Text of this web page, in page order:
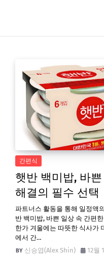
간편식
햇반 백미밥, 바
해결의 필수 선택
파트너스 활동을 통해 일정액
반 백미밥, 바쁜 일상 속 간편
한가 겨울에는 따뜻한 식사가
에서 간…
신승엽(Alex Shin)
12월